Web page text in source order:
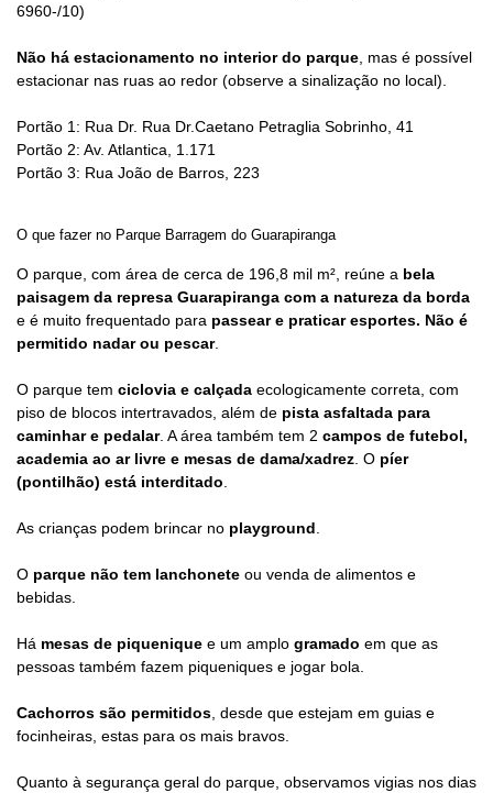
6960-/10)
Não há estacionamento no interior do parque , mas é possível
estacionar nas ruas ao redor (observe a sinalização no local).
Portão 1: Rua Dr. Rua Dr.Caetano Petraglia Sobrinho, 41
Portão 2: Av. Atlantica, 1.171
Portão 3: Rua João de Barros, 223
O que fazer no Parque Barragem do Guarapiranga
O parque, com área de cerca de 196,8 mil m², reúne a bela
paisagem da represa Guarapiranga com a natureza da borda
e é muito frequentado para passear e praticar esportes. Não é
permitido nadar ou pescar.
O parque tem ciclovia e calçada ecologicamente correta, com
piso de blocos intertravados, além de pista asfaltada para
caminhar e pedalar. A área também tem 2 campos de futebol,
academia ao ar livre e mesas de dama/xadrez . O píer
(pontilhão) está interditado
As crianças podem brincar no playground
O parque não tem lanchonete ou venda de alimentos e
bebidas.
Há mesas de piquenique e um amplo gramado em que as
pessoas também fazem piqueniques e jogar bola.
Cachorros são permitidos , desde que estejam em guias e
focinheiras, estas para os mais bravos.
Quanto à segurança geral do parque, observamos vigias nos dias